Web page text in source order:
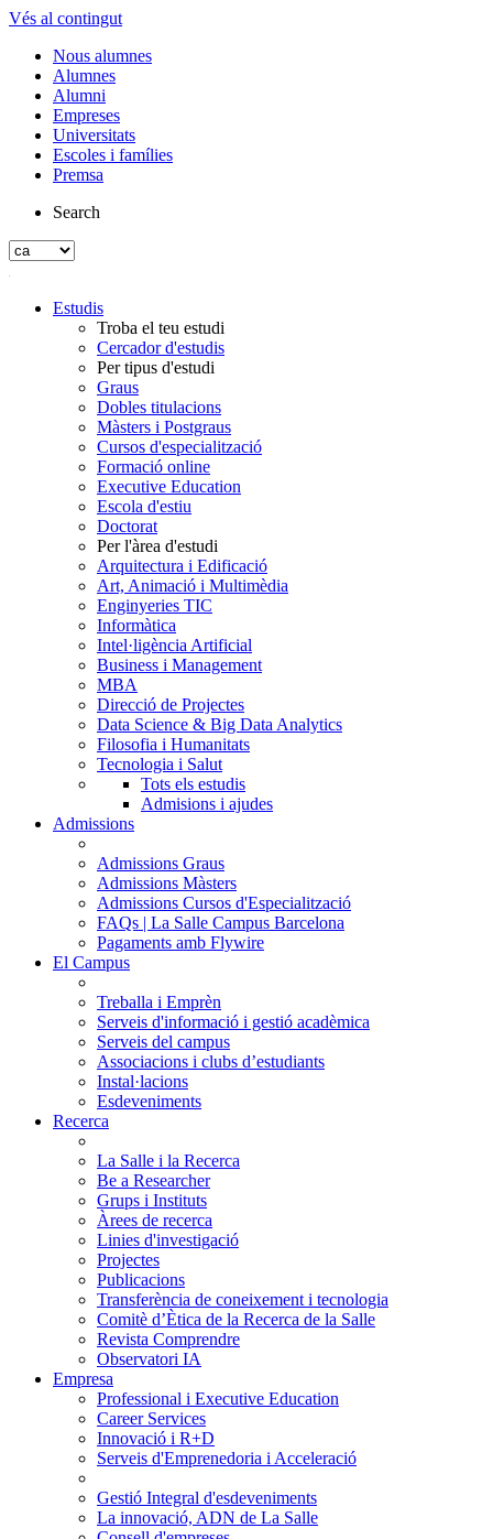
Vés al contingut
Nous alumnes
Alumnes
Alumni
Empreses
Universitats
Escoles i famílies
Premsa
Search
Estudis
Troba el teu estudi
Cercador d'estudis
Per tipus d'estudi
Graus
Dobles titulacions
Màsters i Postgraus
Cursos d'especialització
Formació online
Executive Education
Escola d'estiu
Doctorat
Per l'àrea d'estudi
Arquitectura i Edificació
Art, Animació i Multimèdia
Enginyeries TIC
Informàtica
Intel·ligència Artificial
Business i Management
MBA
Direcció de Projectes
Data Science & Big Data Analytics
Filosofia i Humanitats
Tecnologia i Salut
Tots els estudis
Admisions i ajudes
Admissions
Admissions Graus
Admissions Màsters
Admissions Cursos d'Especialització
FAQs | La Salle Campus Barcelona
Pagaments amb Flywire
El Campus
Treballa i Emprèn
Serveis d'informació i gestió acadèmica
Serveis del campus
Associacions i clubs d’estudiants
Instal·lacions
Esdeveniments
Recerca
La Salle i la Recerca
Be a Researcher
Grups i Instituts
Àrees de recerca
Linies d'investigació
Projectes
Publicacions
Transferència de coneixement i tecnologia
Comitè d’Ètica de la Recerca de la Salle
Revista Comprendre
Observatori IA
Empresa
Professional i Executive Education
Career Services
Innovació i R+D
Serveis d'Emprenedoria i Acceleració
Gestió Integral d'esdeveniments
La innovació, ADN de La Salle